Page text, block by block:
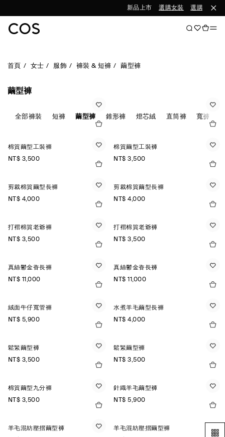
新品上市 選購女裝 選購男裝
首頁 女士 服飾 褲裝 & 短褲 繭型褲
繭型褲
全部褲裝 短褲 繭型褲 錐形褲 燈芯絨 直筒褲 寬褲
棉質繭型工裝褲
NT$ 3,500
棉質繭型工裝褲
NT$ 3,500
剪裁棉質繭型長褲
NT$ 4,000
剪裁棉質繭型長褲
NT$ 4,000
打褶棉質老爺褲
NT$ 3,500
打褶棉質老爺褲
NT$ 3,500
真絲鬱金香長褲
NT$ 11,000
真絲鬱金香長褲
NT$ 11,000
絨面牛仔寬管褲
NT$ 5,900
水煮羊毛繭型長褲
NT$ 4,000
鬆緊繭型褲
NT$ 3,500
鬆緊繭型褲
NT$ 3,500
棉質繭型九分褲
NT$ 3,500
針織羊毛繭型褲
NT$ 5,900
羊毛混紡壓摺繭型褲
羊毛混紡壓摺繭型褲